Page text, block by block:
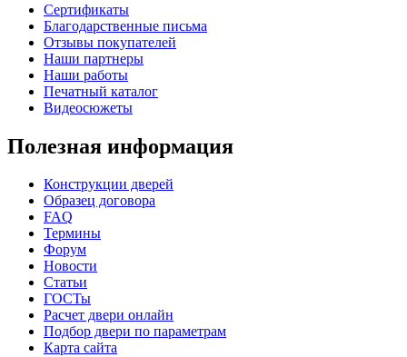
Порошковое напыление "Шелк"
Сертификаты
Благодарственные письма
Отзывы покупателей
Наши партнеры
Наши работы
Печатный каталог
Видеосюжеты
Полезная информация
Конструкции дверей
Образец договора
FAQ
Термины
Форум
Новости
Статьи
ГОСТы
Расчет двери онлайн
Подбор двери по параметрам
Карта сайта